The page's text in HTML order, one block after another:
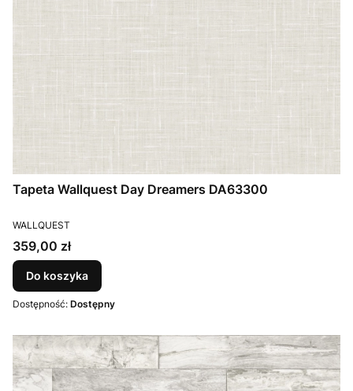
Tapeta Wallquest Day Dreamers DA63300
PRODUCENT
WALLQUEST
Cena
359,00 zł
Do koszyka
Dostępność: Dostępny